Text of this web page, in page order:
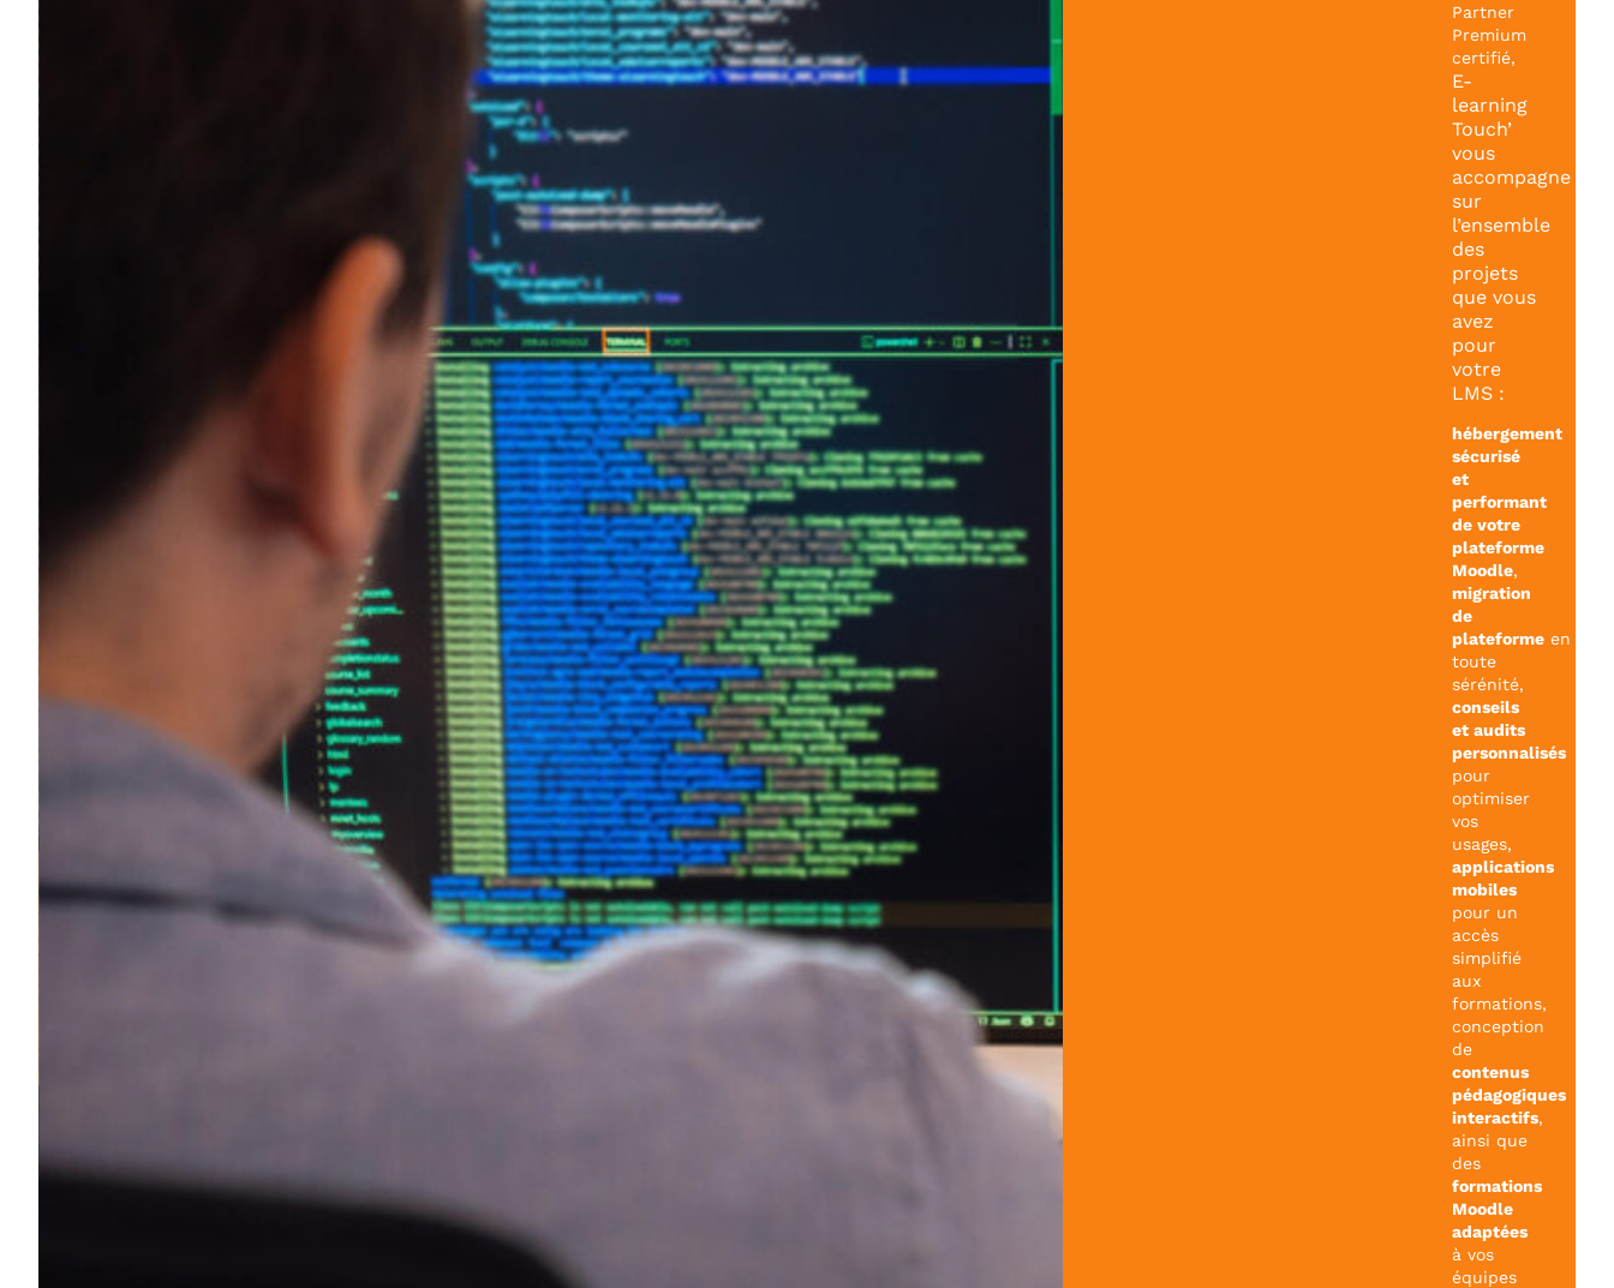
Partner
Premium
certifié,
E-
learning
Touch’
vous
accompagne
sur
l’ensemble
des
projets
que vous
avez
pour
votre
LMS :
hébergement
sécurisé
et
performant
de votre
plateforme
Moodle,
migration
de
plateformeen
toute
sérénité,
conseils
et audits
personnalisés
pour
optimiser
vos
usages,
applications
mobiles
pour un
accès
simplifié
aux
formations,
conception
de
contenus
pédagogiques
interactifs,
ainsi que
des
formations
Moodle
adaptées
à vos
équipes